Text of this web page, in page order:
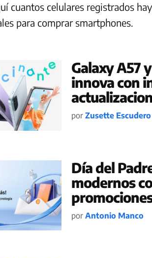
cuantos celulares registrados
para comprar smartphones.
Galaxy A57
innova con
por Zusette Escudero
Día del
modernos
por Antonio Manco